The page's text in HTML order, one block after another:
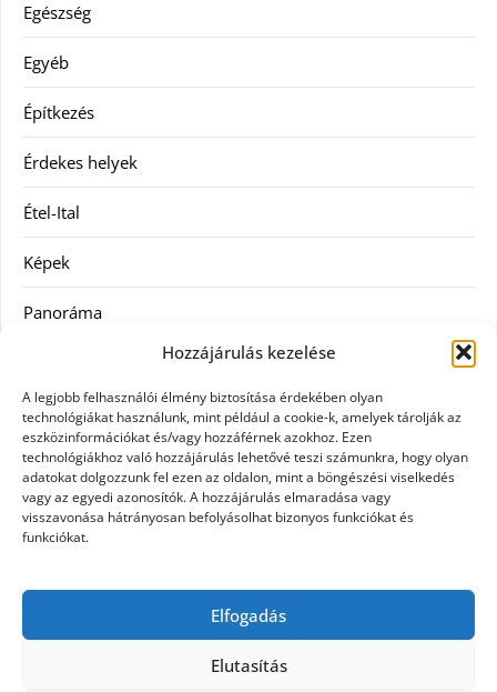
Hozzájárulás kezelése
A legjobb felhasználói élmény biztosítása érdekében olyan
technológiákat használunk, mint például a cookie-k, amelyek tárolják az
eszközinformációkat és/vagy hozzáférnek azokhoz. Ezen
technológiákhoz való hozzájárulás lehetővé teszi számunkra, hogy olyan
adatokat dolgozzunk fel ezen az oldalon, mint a böngészési viselkedés
vagy az egyedi azonosítók. A hozzájárulás elmaradása vagy
visszavonása hátrányosan befolyásolhat bizonyos funkciókat és
funkciókat.
Elfogadás
Elutasítás
Egészség
Egyéb
Építkezés
Érdekes helyek
Étel-Ital
Képek
Panoráma
Szolgáltatás
Vásárlás
Webáruházak
gin árak